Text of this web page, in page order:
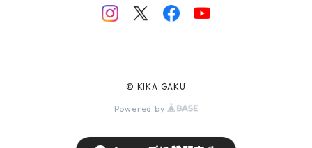
© KIKA:GAKU
Powered by